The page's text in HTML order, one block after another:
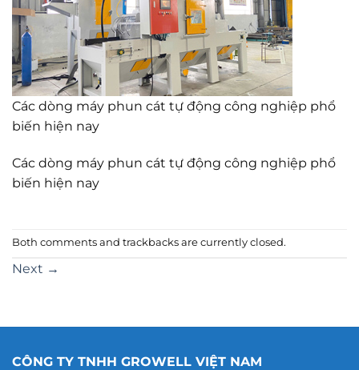
Các dòng máy phun cát tự động công nghiệp phổ
biến hiện nay
Các dòng máy phun cát tự động công nghiệp phổ
biến hiện nay
Both comments and trackbacks are currently closed.
Next →
CÔNG TY TNHH GROWELL VIỆT NAM